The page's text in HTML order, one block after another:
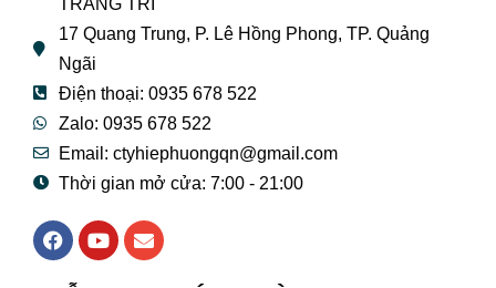
17 Quang Trung, P. Lê Hồng Phong, TP. Quảng
Ngãi
Điện thoại: 0935 678 522
Zalo: 0935 678 522
Email: ctyhiephuongqn@gmail.com
Thời gian mở cửa: 7:00 - 21:00
F
a
Y
o
E
n